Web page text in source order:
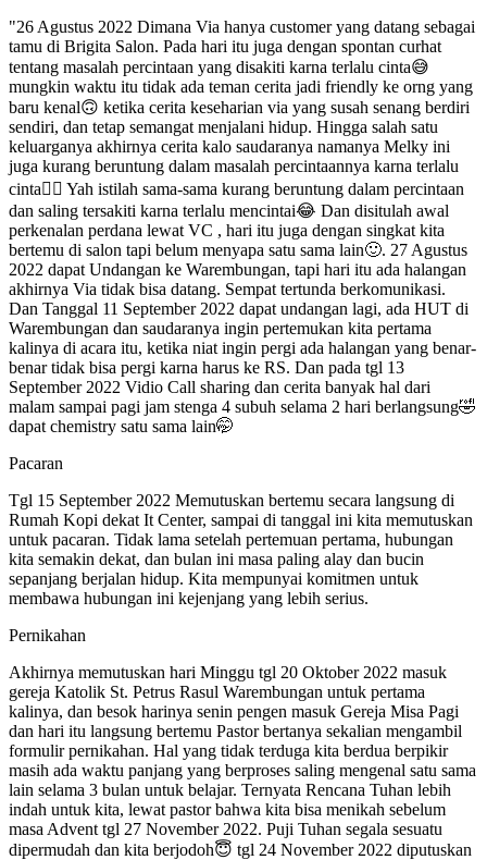
"26 Agustus 2022 Dimana Via hanya customer yang datang sebagai
tamu di Brigita Salon. Pada hari itu juga dengan spontan curhat
tentang masalah percintaan yang disakiti karna terlalu cinta😅
mungkin waktu itu tidak ada teman cerita jadi friendly ke orng yang
baru kenal🙃 ketika cerita keseharian via yang susah senang berdiri
sendiri, dan tetap semangat menjalani hidup. Hingga salah satu
keluarganya akhirnya cerita kalo saudaranya namanya Melky ini
juga kurang beruntung dalam masalah percintaannya karna terlalu
cinta✌🏻 Yah istilah sama-sama kurang beruntung dalam percintaan
dan saling tersakiti karna terlalu mencintai😂 Dan disitulah awal
perkenalan perdana lewat VC , hari itu juga dengan singkat kita
bertemu di salon tapi belum menyapa satu sama lain🙂. 27 Agustus
2022 dapat Undangan ke Warembungan, tapi hari itu ada halangan
akhirnya Via tidak bisa datang. Sempat tertunda berkomunikasi.
Dan Tanggal 11 September 2022 dapat undangan lagi, ada HUT di
Warembungan dan saudaranya ingin pertemukan kita pertama
kalinya di acara itu, ketika niat ingin pergi ada halangan yang benar-
benar tidak bisa pergi karna harus ke RS. Dan pada tgl 13
September 2022 Vidio Call sharing dan cerita banyak hal dari
malam sampai pagi jam stenga 4 subuh selama 2 hari berlangsung🤣
dapat chemistry satu sama lain🤭
Pacaran
Tgl 15 September 2022 Memutuskan bertemu secara langsung di
Rumah Kopi dekat It Center, sampai di tanggal ini kita memutuskan
untuk pacaran. Tidak lama setelah pertemuan pertama, hubungan
kita semakin dekat, dan bulan ini masa paling alay dan bucin
sepanjang berjalan hidup. Kita mempunyai komitmen untuk
membawa hubungan ini kejenjang yang lebih serius.
Pernikahan
Akhirnya memutuskan hari Minggu tgl 20 Oktober 2022 masuk
gereja Katolik St. Petrus Rasul Warembungan untuk pertama
kalinya, dan besok harinya senin pengen masuk Gereja Misa Pagi
dan hari itu langsung bertemu Pastor bertanya sekalian mengambil
formulir pernikahan. Hal yang tidak terduga kita berdua berpikir
masih ada waktu panjang yang berproses saling mengenal satu sama
lain selama 3 bulan untuk belajar. Ternyata Rencana Tuhan lebih
indah untuk kita, lewat pastor bahwa kita bisa menikah sebelum
masa Advent tgl 27 November 2022. Puji Tuhan segala sesuatu
dipermudah dan kita berjodoh😇 tgl 24 November 2022 diputuskan